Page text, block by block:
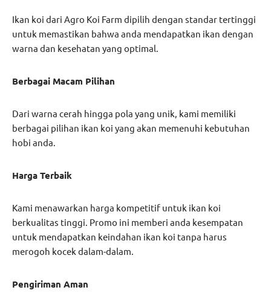
Ikan koi dari Agro Koi Farm dipilih dengan standar tertinggi
untuk memastikan bahwa anda mendapatkan ikan dengan
warna dan kesehatan yang optimal.
Berbagai Macam Pilihan
Dari warna cerah hingga pola yang unik, kami memiliki
berbagai pilihan ikan koi yang akan memenuhi kebutuhan
hobi anda.
Harga Terbaik
Kami menawarkan harga kompetitif untuk ikan koi
berkualitas tinggi. Promo ini memberi anda kesempatan
untuk mendapatkan keindahan ikan koi tanpa harus
merogoh kocek dalam-dalam.
Pengiriman Aman